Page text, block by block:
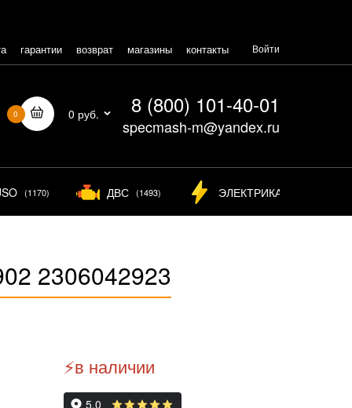
гарантии возврат магазины контакты Войти
0 0 руб. 8 (800) 101-40-01
specmash-m@yandex.ru
(1170) ДВС (1493) ЭЛЕКТРИКА
2306042923
⚡️в наличии